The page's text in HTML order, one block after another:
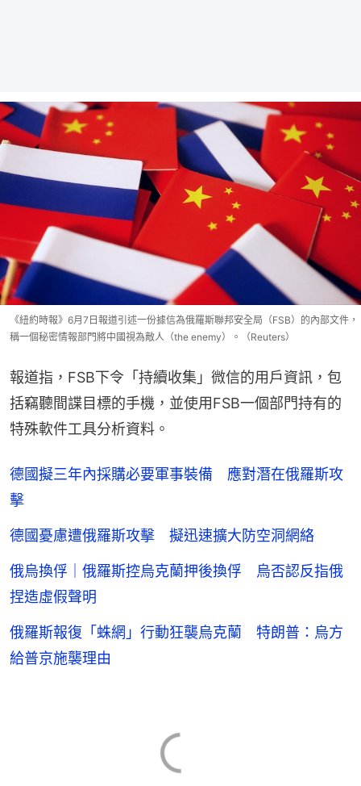
《紐約時報》6月7日報道引述一份據信為俄羅斯聯邦安全局（FSB）的內部文件，
稱一個秘密情報部門將中國視為敵人（the enemy）。（Reuters）
報道指，FSB下令「持續收集」微信的用戶資訊，包
括竊聽間諜目標的手機，並使用FSB一個部門持有的
特殊軟件工具分析資料。
德國擬三年內採購必要軍事裝備 應對潛在俄羅斯攻
擊
德國憂慮遭俄羅斯攻擊 擬迅速擴大防空洞網絡
俄烏換俘｜俄羅斯控烏克蘭押後換俘 烏否認反指俄
捏造虛假聲明
俄羅斯報復「蛛網」行動狂襲烏克蘭 特朗普：烏方
給普京施襲理由